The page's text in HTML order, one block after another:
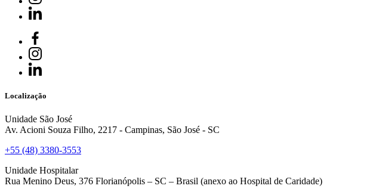
Localização
Unidade São José
Av. Acioni Souza Filho, 2217 - Campinas, São José - SC
+55 (48) 3380-3553
Unidade Hospitalar
Rua Menino Deus, 376 Florianópolis – SC – Brasil (anexo ao Hospital de Caridade)